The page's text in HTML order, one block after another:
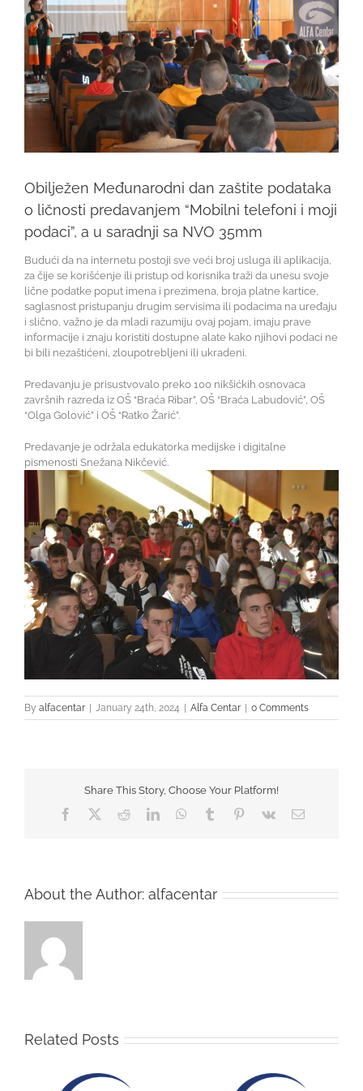
Obilježen Međunarodni dan zaštite podataka
o ličnosti predavanjem “Mobilni telefoni i moji
podaci”, a u saradnji sa NVO 35mm
Budući da na internetu postoji sve veći broj usluga ili aplikacija,
za čije se korišćenje ili pristup od korisnika traži da unesu svoje
lične podatke poput imena i prezimena, broja platne kartice,
saglasnost pristupanju drugim servisima ili podacima na uređaju
i slično, važno je da mladi razumiju ovaj pojam, imaju prave
informacije i znaju koristiti dostupne alate kako njihovi podaci ne
bi bili nezaštićeni, zloupotrebljeni ili ukradeni.
Predavanju je prisustvovalo preko 100 nikšićkih osnovaca
završnih razreda iz OŠ “Braća Ribar”, OŠ “Braća Labudović”, OŠ
“Olga Golović” i OŠ “Ratko Žarić”.
Predavanje je održala edukatorka medijske i digitalne
pismenosti Snežana Nikčević.
By alfacentar January 24th, 2024 Alfa Centar 0 Comments
Share This Story, Choose Your Platform!
Facebook
TwitterRedditLinkedInWhatsApp
Tumblr Pinterest
Vk Email
About the Author: alfacentar
Related Posts